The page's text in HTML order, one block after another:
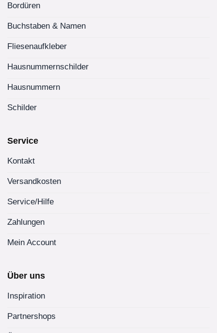
Bordüren
Buchstaben & Namen
Fliesenaufkleber
Hausnummernschilder
Hausnummern
Schilder
Service
Kontakt
Versandkosten
Service/Hilfe
Zahlungen
Mein Account
Über uns
Inspiration
Partnershops